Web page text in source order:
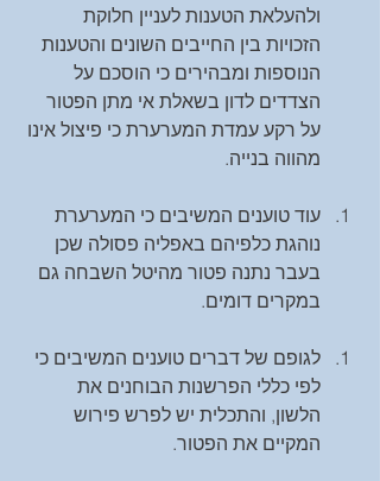
ולהעלאת הטענות לעניין חלוקת
הזכויות בין החייבים השונים והטענות
הנוספות ומבהירים כי הוסכם על
הצדדים לדון בשאלת אי מתן הפטור
על רקע עמדת המערערת כי פיצול אינו
מהווה בנייה.
עוד טוענים המשיבים כי המערערת
נוהגת כלפיהם באפליה פסולה שכן
בעבר נתנה פטור מהיטל השבחה גם
במקרים דומים.
לגופם של דברים טוענים המשיבים כי
לפי כללי הפרשנות הבוחנים את
הלשון, והתכלית יש לפרש פירוש
המקיים את הפטור.